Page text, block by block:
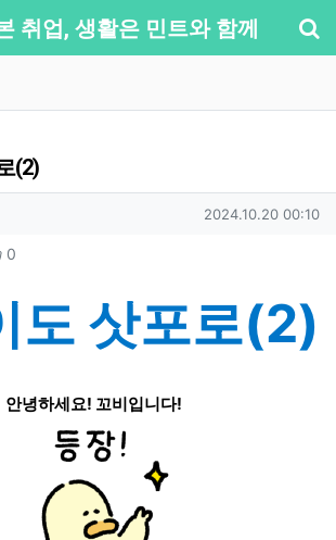
취업, 생활은 민트와 함께
(2)
작성일
2024.10.20 00:10
0
도 삿포로(2)​
안녕하세요! 꼬비입니다!